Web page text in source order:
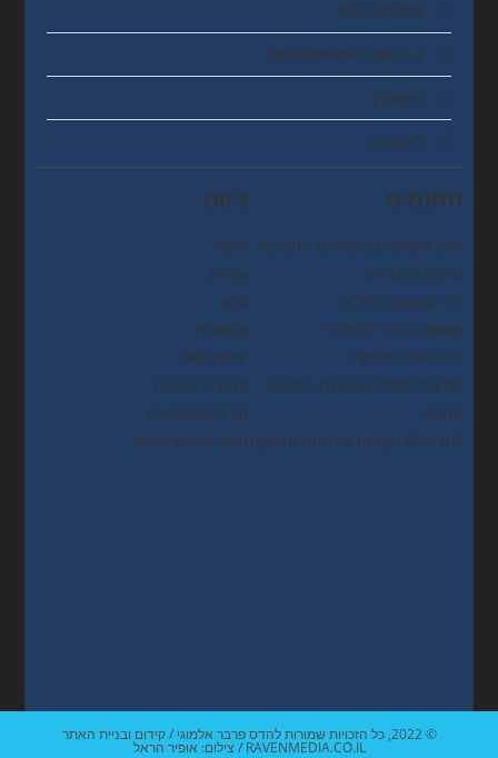
ניווט
ראשי
אודות
בלוג
תקשורת
יצירת קשר
הצהרת נגישות
מדיניות פרטיות
תנאי שימוש לאתר
תחומים
גיוס משאבים ציבוריים: תמיכות
טיפול במכרזים
דיני עמותות וחל"צ
משפט ציבורי ומינהלי
ליווי הליכי חקיקה
כתיבת מכרזים והגשת הצעות
במכרז
ליווי הליכי קידום מדיניות וחקיקה
03-5076998
office@ferber-law.co.il
פייסבוק
לינקדאין
© 2022, כל הזכויות שמורות להדס פרבר אלמוגי / קידום ובניית האתר
RAVENMEDIA.CO.IL / צילום: אופיר הראל